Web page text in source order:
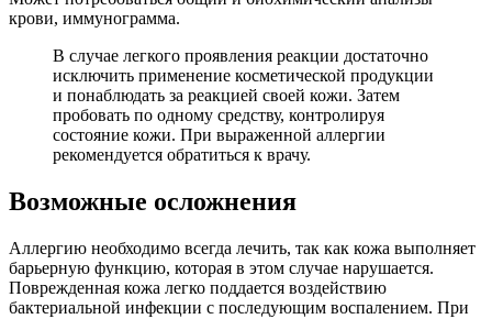
крови, иммунограмма.
В случае легкого проявления реакции достаточно
исключить применение косметической продукции
и понаблюдать за реакцией своей кожи. Затем
пробовать по одному средству, контролируя
состояние кожи. При выраженной аллергии
рекомендуется обратиться к врачу.
Возможные осложнения
Аллергию необходимо всегда лечить, так как кожа выполняет
барьерную функцию, которая в этом случае нарушается.
Поврежденная кожа легко поддается воздействию
бактериальной инфекции с последующим воспалением. При